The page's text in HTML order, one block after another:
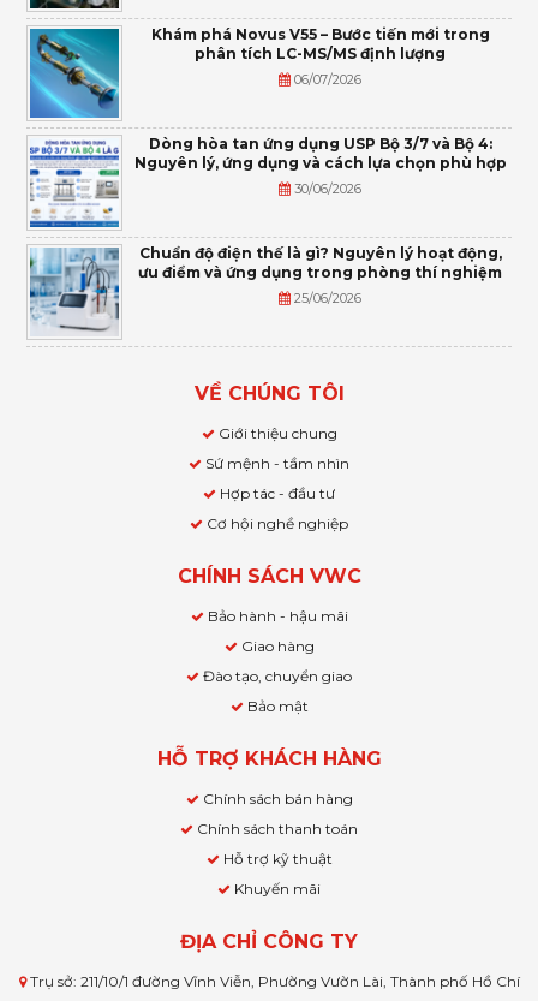
Khám phá Novus V55 – Bước tiến mới trong
phân tích LC-MS/MS định lượng
06/07/2026
Dòng hòa tan ứng dụng USP Bộ 3/7 và Bộ 4:
Nguyên lý, ứng dụng và cách lựa chọn phù hợp
30/06/2026
Chuẩn độ điện thế là gì? Nguyên lý hoạt động,
ưu điểm và ứng dụng trong phòng thí nghiệm
25/06/2026
VỀ CHÚNG TÔI
Giới thiệu chung
Sứ mệnh - tầm nhìn
Hợp tác - đầu tư
Cơ hội nghề nghiệp
CHÍNH SÁCH VWC
Bảo hành - hậu mãi
Giao hàng
Đào tạo, chuyển giao
Bảo mật
HỖ TRỢ KHÁCH HÀNG
Chính sách bán hàng
Chính sách thanh toán
Hỗ trợ kỹ thuật
Khuyến mãi
ĐỊA CHỈ CÔNG TY
Trụ sở: 211/10/1 đường Vĩnh Viễn, Phường Vườn Lài, Thành phố Hồ Chí